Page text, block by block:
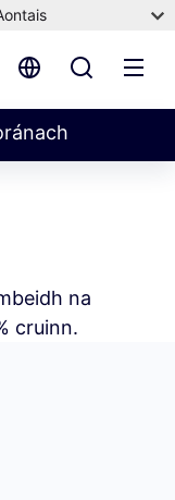
na
cruinn.